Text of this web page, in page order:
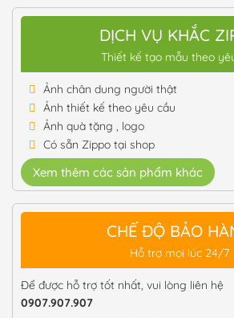
DỊCH VỤ KHẮC
Thiết kế tạo mẫu theo
Ảnh chân dung người thật
Ảnh thiết kế theo yêu cầu
Ảnh quà tặng , logo
Có sẵn Zippo tại shop
Xem thêm các sản phẩm khác
CHẾ ĐỘ BẢO
Hỗ trợ mọi lúc 24/7
Để được hỗ trợ tốt nhất, vui lòng liên hệ
0907.907.907